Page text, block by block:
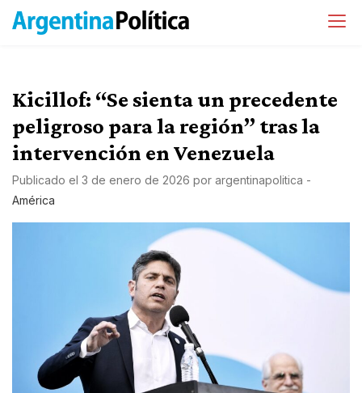
Kicillof: “Se sienta un precedente
peligroso para la región” tras la
intervención en Venezuela
Publicado el 3 de enero de 2026 por argentinapolitica -
América